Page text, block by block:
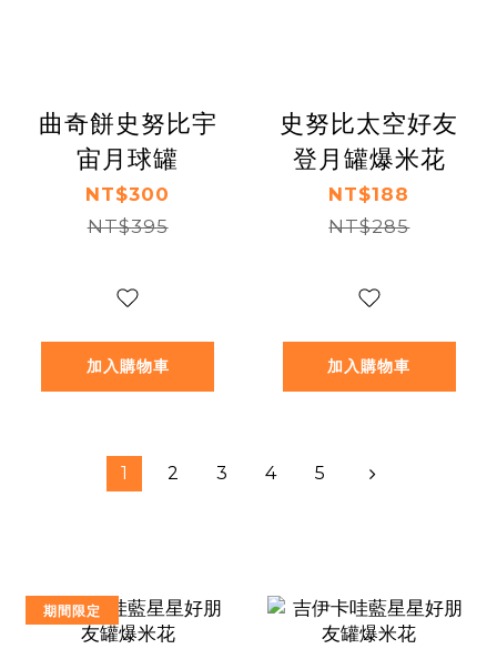
曲奇餅史努比宇
宙月球罐
NT$300
NT$395
加入購物車
史努比太空好友
登月罐爆米花
NT$188
NT$285
加入購物車
1 2 3 4 5
期間限定